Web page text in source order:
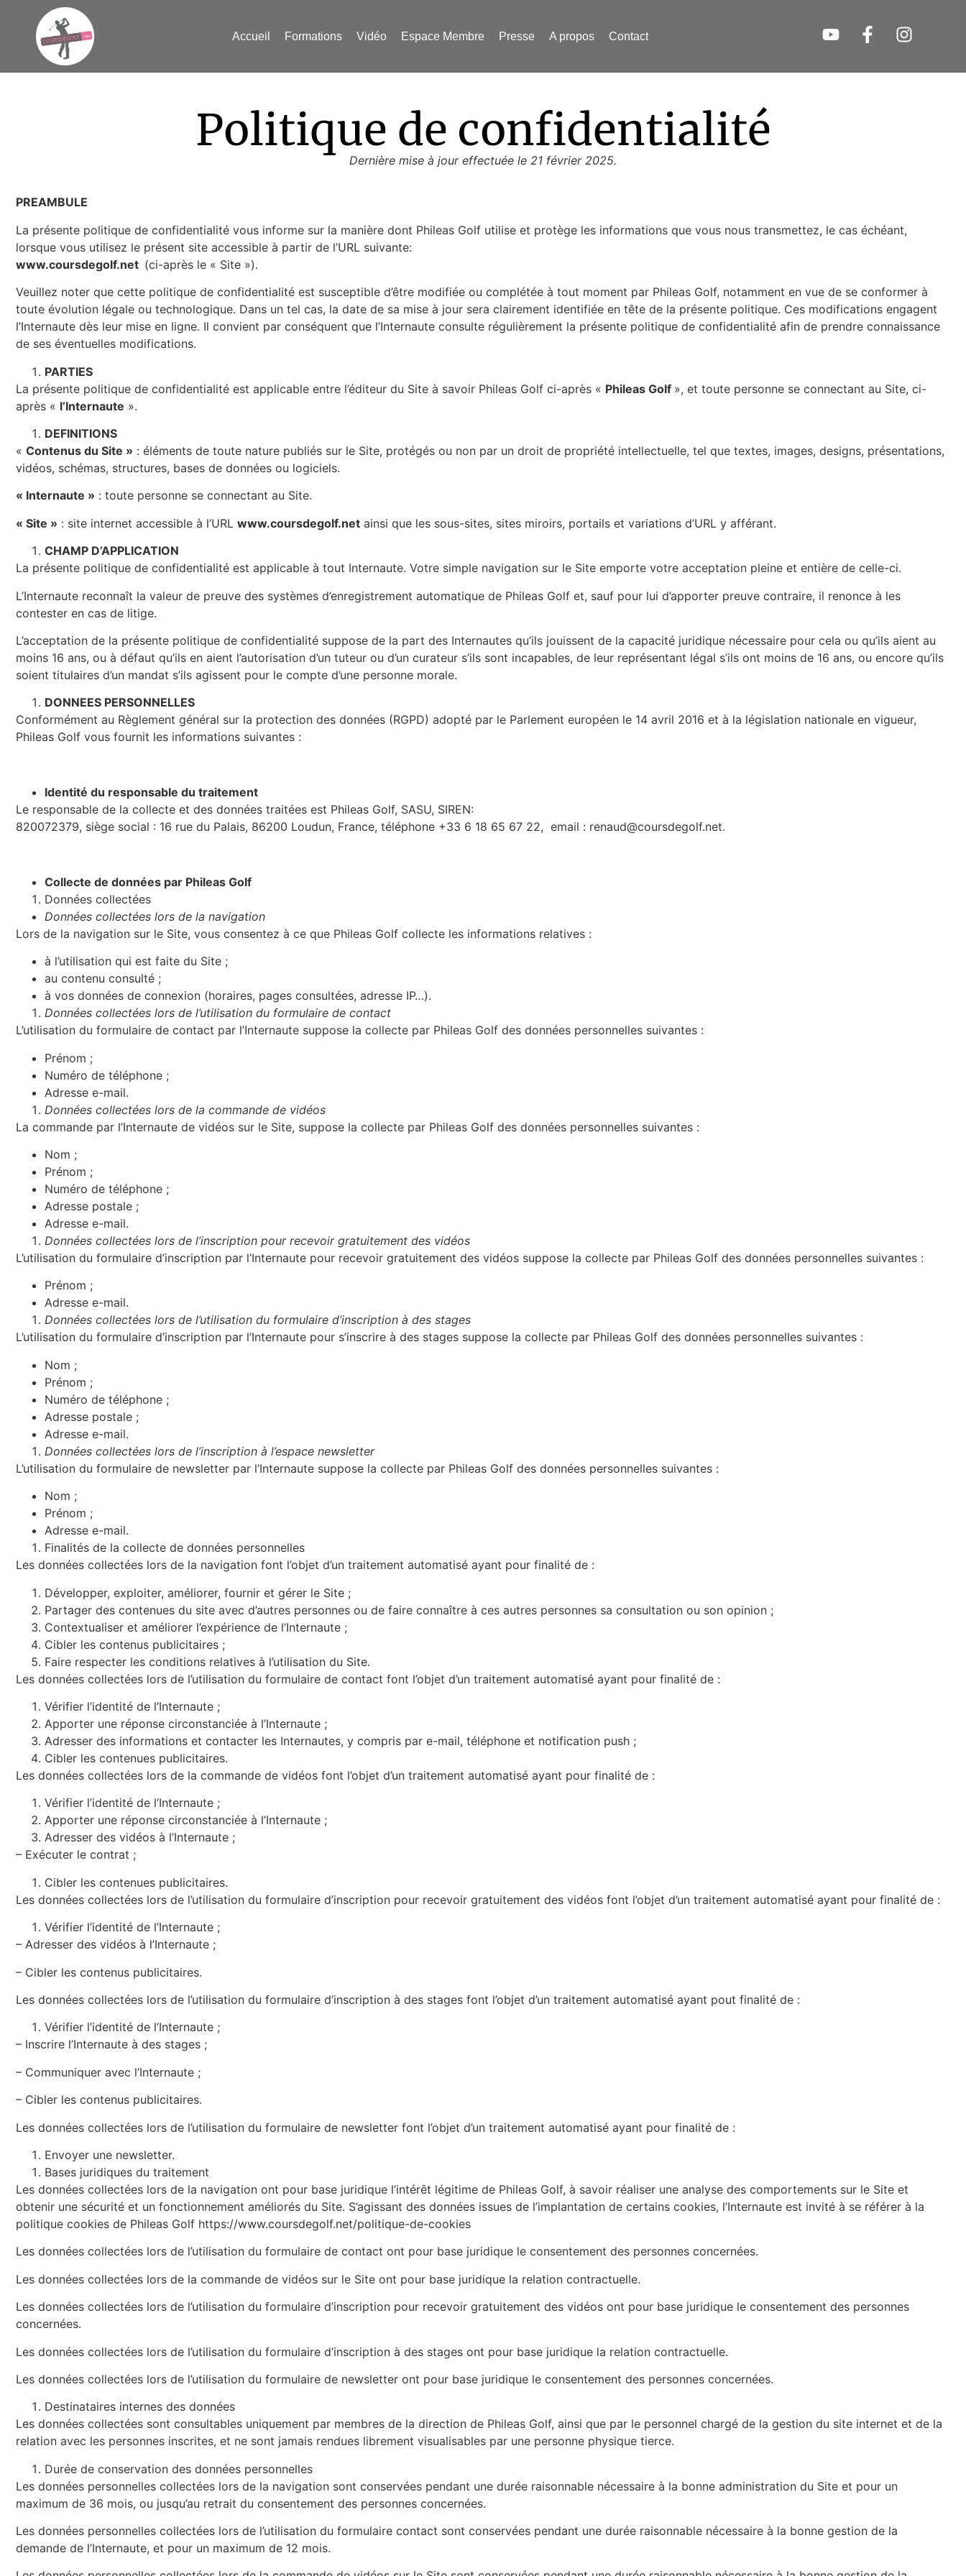
Accueil Formations Vidéo Espace Membre Presse A propos Contact
Politique de confidentialité
Dernière mise à jour effectuée le 21 février 2025.
PREAMBULE
La présente politique de confidentialité vous informe sur la manière dont Phileas Golf utilise et protège les informations que vous nous transmettez, le cas échéant,
lorsque vous utilisez le présent site accessible à partir de l’URL suivante:
www.coursdegolf.net (ci-après le « Site »).
Veuillez noter que cette politique de confidentialité est susceptible d’être modifiée ou complétée à tout moment par Phileas Golf, notamment en vue de se conformer à
toute évolution légale ou technologique. Dans un tel cas, la date de sa mise à jour sera clairement identifiée en tête de la présente politique. Ces modifications engagent
l’Internaute dès leur mise en ligne. Il convient par conséquent que l’Internaute consulte régulièrement la présente politique de confidentialité afin de prendre connaissance
de ses éventuelles modifications.
PARTIES
La présente politique de confidentialité est applicable entre l’éditeur du Site à savoir Phileas Golf ci-après « Phileas Golf », et toute personne se connectant au Site, ci-
après « l’Internaute ».
DEFINITIONS
« Contenus du Site » : éléments de toute nature publiés sur le Site, protégés ou non par un droit de propriété intellectuelle, tel que textes, images, designs, présentations,
vidéos, schémas, structures, bases de données ou logiciels.
« Internaute » : toute personne se connectant au Site.
« Site » : site internet accessible à l’URL www.coursdegolf.net ainsi que les sous-sites, sites miroirs, portails et variations d’URL y afférant.
CHAMP D’APPLICATION
La présente politique de confidentialité est applicable à tout Internaute. Votre simple navigation sur le Site emporte votre acceptation pleine et entière de celle-ci.
L’Internaute reconnaît la valeur de preuve des systèmes d’enregistrement automatique de Phileas Golf et, sauf pour lui d’apporter preuve contraire, il renonce à les
contester en cas de litige.
L’acceptation de la présente politique de confidentialité suppose de la part des Internautes qu’ils jouissent de la capacité juridique nécessaire pour cela ou qu’ils aient au
moins 16 ans, ou à défaut qu’ils en aient l’autorisation d’un tuteur ou d’un curateur s’ils sont incapables, de leur représentant légal s’ils ont moins de 16 ans, ou encore qu’ils
soient titulaires d’un mandat s’ils agissent pour le compte d’une personne morale.
DONNEES PERSONNELLES
Conformément au Règlement général sur la protection des données (RGPD) adopté par le Parlement européen le 14 avril 2016 et à la législation nationale en vigueur,
Phileas Golf vous fournit les informations suivantes :
Identité du responsable du traitement
Le responsable de la collecte et des données traitées est Phileas Golf, SASU, SIREN:
820072379, siège social : 16 rue du Palais, 86200 Loudun, France, téléphone +33 6 18 65 67 22, email : renaud@coursdegolf.net.
Collecte de données par Phileas Golf
Données collectées
Données collectées lors de la navigation
Lors de la navigation sur le Site, vous consentez à ce que Phileas Golf collecte les informations relatives :
à l’utilisation qui est faite du Site ;
au contenu consulté ;
à vos données de connexion (horaires, pages consultées, adresse IP…).
Données collectées lors de l’utilisation du formulaire de contact
L’utilisation du formulaire de contact par l’Internaute suppose la collecte par Phileas Golf des données personnelles suivantes :
Prénom ;
Numéro de téléphone ;
Adresse e-mail.
Données collectées lors de la commande de vidéos
La commande par l’Internaute de vidéos sur le Site, suppose la collecte par Phileas Golf des données personnelles suivantes :
Nom ;
Prénom ;
Numéro de téléphone ;
Adresse postale ;
Adresse e-mail.
Données collectées lors de l’inscription pour recevoir gratuitement des vidéos
L’utilisation du formulaire d’inscription par l’Internaute pour recevoir gratuitement des vidéos suppose la collecte par Phileas Golf des données personnelles suivantes :
Prénom ;
Adresse e-mail.
Données collectées lors de l’utilisation du formulaire d’inscription à des stages
L’utilisation du formulaire d’inscription par l’Internaute pour s’inscrire à des stages suppose la collecte par Phileas Golf des données personnelles suivantes :
Nom ;
Prénom ;
Numéro de téléphone ;
Adresse postale ;
Adresse e-mail.
Données collectées lors de l’inscription à l’espace newsletter
L’utilisation du formulaire de newsletter par l’Internaute suppose la collecte par Phileas Golf des données personnelles suivantes :
Nom ;
Prénom ;
Adresse e-mail.
Finalités de la collecte de données personnelles
Les données collectées lors de la navigation font l’objet d’un traitement automatisé ayant pour finalité de :
Développer, exploiter, améliorer, fournir et gérer le Site ;
Partager des contenues du site avec d’autres personnes ou de faire connaître à ces autres personnes sa consultation ou son opinion ;
Contextualiser et améliorer l’expérience de l’Internaute ;
Cibler les contenus publicitaires ;
Faire respecter les conditions relatives à l’utilisation du Site.
Les données collectées lors de l’utilisation du formulaire de contact font l’objet d’un traitement automatisé ayant pour finalité de :
Vérifier l’identité de l’Internaute ;
Apporter une réponse circonstanciée à l’Internaute ;
Adresser des informations et contacter les Internautes, y compris par e-mail, téléphone et notification push ;
Cibler les contenues publicitaires.
Les données collectées lors de la commande de vidéos font l’objet d’un traitement automatisé ayant pour finalité de :
Vérifier l’identité de l’Internaute ;
Apporter une réponse circonstanciée à l’Internaute ;
Adresser des vidéos à l’Internaute ;
– Exécuter le contrat ;
Cibler les contenues publicitaires.
Les données collectées lors de l’utilisation du formulaire d’inscription pour recevoir gratuitement des vidéos font l’objet d’un traitement automatisé ayant pour finalité de :
Vérifier l’identité de l’Internaute ;
– Adresser des vidéos à l’Internaute ;
– Cibler les contenus publicitaires.
Les données collectées lors de l’utilisation du formulaire d’inscription à des stages font l’objet d’un traitement automatisé ayant pout finalité de :
Vérifier l’identité de l’Internaute ;
– Inscrire l’Internaute à des stages ;
– Communiquer avec l’Internaute ;
– Cibler les contenus publicitaires.
Les données collectées lors de l’utilisation du formulaire de newsletter font l’objet d’un traitement automatisé ayant pour finalité de :
Envoyer une newsletter.
Bases juridiques du traitement
Les données collectées lors de la navigation ont pour base juridique l’intérêt légitime de Phileas Golf, à savoir réaliser une analyse des comportements sur le Site et
obtenir une sécurité et un fonctionnement améliorés du Site. S’agissant des données issues de l’implantation de certains cookies, l’Internaute est invité à se référer à la
politique cookies de Phileas Golf https://www.coursdegolf.net/politique-de-cookies
Les données collectées lors de l’utilisation du formulaire de contact ont pour base juridique le consentement des personnes concernées.
Les données collectées lors de la commande de vidéos sur le Site ont pour base juridique la relation contractuelle.
Les données collectées lors de l’utilisation du formulaire d’inscription pour recevoir gratuitement des vidéos ont pour base juridique le consentement des personnes
concernées.
Les données collectées lors de l’utilisation du formulaire d’inscription à des stages ont pour base juridique la relation contractuelle.
Les données collectées lors de l’utilisation du formulaire de newsletter ont pour base juridique le consentement des personnes concernées.
Destinataires internes des données
Les données collectées sont consultables uniquement par membres de la direction de Phileas Golf, ainsi que par le personnel chargé de la gestion du site internet et de la
relation avec les personnes inscrites, et ne sont jamais rendues librement visualisables par une personne physique tierce.
Durée de conservation des données personnelles
Les données personnelles collectées lors de la navigation sont conservées pendant une durée raisonnable nécessaire à la bonne administration du Site et pour un
maximum de 36 mois, ou jusqu’au retrait du consentement des personnes concernées.
Les données personnelles collectées lors de l’utilisation du formulaire contact sont conservées pendant une durée raisonnable nécessaire à la bonne gestion de la
demande de l’Internaute, et pour un maximum de 12 mois.